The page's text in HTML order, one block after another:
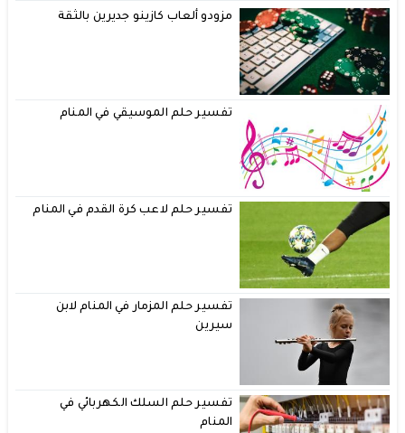
مزودو ألعاب كازينو جديرين بالثقة
تفسير حلم الموسيقي في المنام
تفسير حلم لاعب كرة القدم في المنام
تفسير حلم المزمار في المنام لابن
سيرين
تفسير حلم السلك الكهربائي في
المنام